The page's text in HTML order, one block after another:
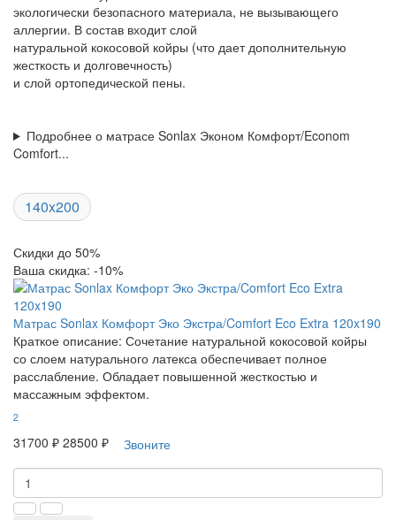
экологически безопасного материала, не вызывающего
аллергии. В состав входит слой
натуральной кокосовой койры (что дает дополнительную
жесткость и долговечность)
и слой ортопедической пены.
Подробнее о матрасе Sonlax Эконом Комфорт/Econom
Comfort...
140x200
Скидки до 50%
Ваша скидка: -10%
Матрас Sonlax Комфорт Эко Экстра/Comfort Eco Extra 120x190
Краткое описание: Сочетание натуральной кокосовой койры
со слоем натурального латекса обеспечивает полное
расслабление. Обладает повышенной жесткостью и
массажным эффектом.
2
31700 ₽ 28500 ₽ Звоните